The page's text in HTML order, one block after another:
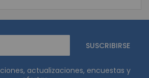
SUSCRIBIRSE
actualizaciones, encuestas y